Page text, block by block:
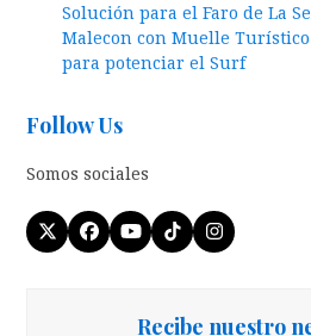
Solución para el Faro de La
Malecon con Muelle
para potenciar el Surf
Follow Us
Somos sociales
Twitter
(deprecated)
Facebook
YouTube
TiktokInstagram
Recibe nuestro